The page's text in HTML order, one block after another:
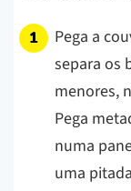
Pega a
separa os
menores,
Pega
numa
uma